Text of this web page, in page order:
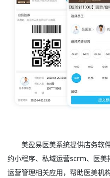
美盈易医美系统提供店务软
约小程序、私域运营scrm、医
运营管理相关应用，帮助医美机